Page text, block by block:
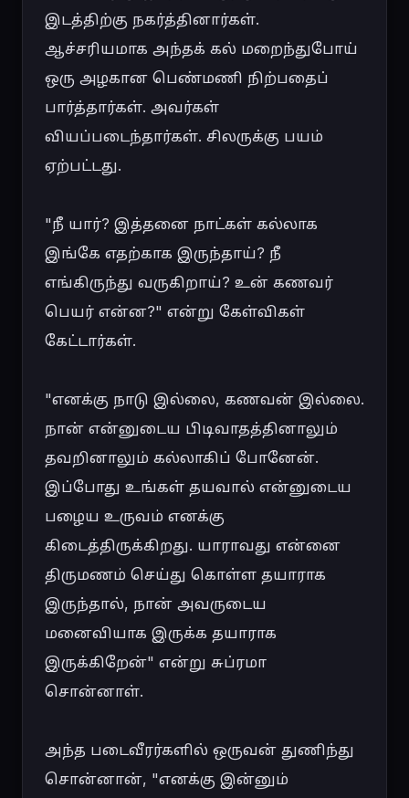
இடத்திற்கு நகர்த்தினார்கள்.
ஆச்சரியமாக அந்தக் கல் மறைந்துபோய்
ஒரு அழகான பெண்மணி நிற்பதைப்
பார்த்தார்கள். அவர்கள்
வியப்படைந்தார்கள். சிலருக்கு பயம்
ஏற்பட்டது.
"நீ யார்? இத்தனை நாட்கள் கல்லாக
இங்கே எதற்காக இருந்தாய்? நீ
எங்கிருந்து வருகிறாய்? உன் கணவர்
பெயர் என்ன?" என்று கேள்விகள்
கேட்டார்கள்.
"எனக்கு நாடு இல்லை, கணவன் இல்லை.
நான் என்னுடைய பிடிவாதத்தினாலும்
தவறினாலும் கல்லாகிப் போனேன்.
இப்போது உங்கள் தயவால் என்னுடைய
பழைய உருவம் எனக்கு
கிடைத்திருக்கிறது. யாராவது என்னை
திருமணம் செய்து கொள்ள தயாராக
இருந்தால், நான் அவருடைய
மனைவியாக இருக்க தயாராக
இருக்கிறேன்" என்று சுப்ரமா
சொன்னாள்.
அந்த படைவீரர்களில் ஒருவன் துணிந்து
சொன்னான், "எனக்கு இன்னும்